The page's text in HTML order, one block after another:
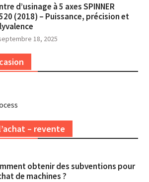
d’usinage à 5 axes SPINNER
(2018) – Puissance, précision et
18, 2025
– revente
obtenir des subventions pour
de machines ?